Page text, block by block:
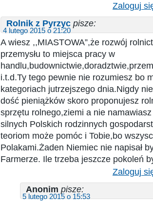
Zaloguj
Rolnik z Pyrzyc pisze:
4 lutego 2015 o 21:20
A wiesz ,,MIASTOWA”,że rozwój
przemysłu to miejsca pracy w
i.t.d.Ty tego pewnie nie rozumiesz bo
kategoriach jutrzejszego dnia.Nigdy
dość pieniążków skoro proponujesz
sprzętu rolnego,ziemi a nie
silnych Polskich rodzinnych
teoriom może pomóc i Tobie,bo
Polakami.Żaden Niemiec nie napisał
Farmerze. Ile trzeba jeszcze pokoleń
Zaloguj
Anonim pisze:
5 lutego 2015 o 15:53